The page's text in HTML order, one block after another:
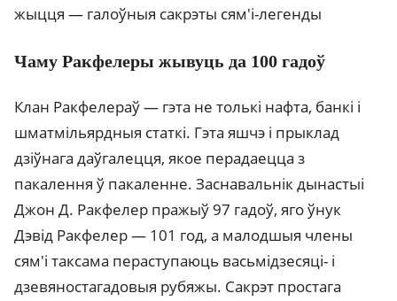
жыцця — галоўныя сакрэты сям'і-легенды
Чаму Ракфелеры жывуць да 100 гадоў
Клан Ракфелераў — гэта не толькі нафта, банкі і
шматмільярдныя статкі. Гэта яшчэ і прыклад
дзіўнага даўгалецця, якое перадаецца з
пакалення ў пакаленне. Заснавальнік дынастыі
Джон Д. Ракфелер пражыў 97 гадоў, яго ўнук
Дэвід Ракфелер — 101 год, а малодшыя члены
сям'і таксама пераступаюць васьмідзесяці- і
дзевяностагадовыя рубяжы. Сакрэт простага